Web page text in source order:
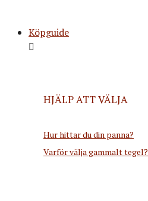
Köpguide
HJÄLP ATT VÄLJA
Hur hittar du din panna?
Varför välja gammalt tegel?